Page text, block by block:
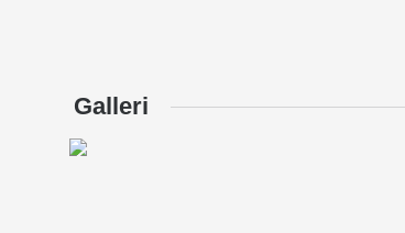
Galleri